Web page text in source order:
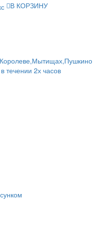
В КОРЗИНУ
течении 2х часов